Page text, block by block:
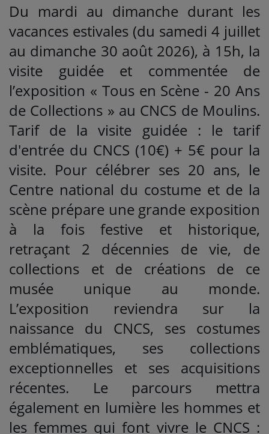
Du mardi au dimanche durant les
vacances estivales (du samedi 4 juillet
au dimanche 30 août 2026), à 15h, la
visite guidée et commentée de
l’exposition « Tous en Scène - 20 Ans
de Collections » au CNCS de Moulins.
Tarif de la visite guidée : le tarif
d'entrée du CNCS (10€) + 5€ pour la
visite. Pour célébrer ses 20 ans, le
Centre national du costume et de la
scène prépare une grande exposition
à la fois festive et historique,
retraçant 2 décennies de vie, de
collections et de créations de ce
musée unique au monde.
L’exposition reviendra sur la
naissance du CNCS, ses costumes
emblématiques, ses collections
exceptionnelles et ses acquisitions
récentes. Le parcours mettra
également en lumière les hommes et
les femmes qui font vivre le CNCS :